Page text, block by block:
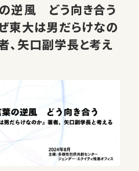
逆風 どう向き合う
東大は男だらけなの
、矢口副学長と考え